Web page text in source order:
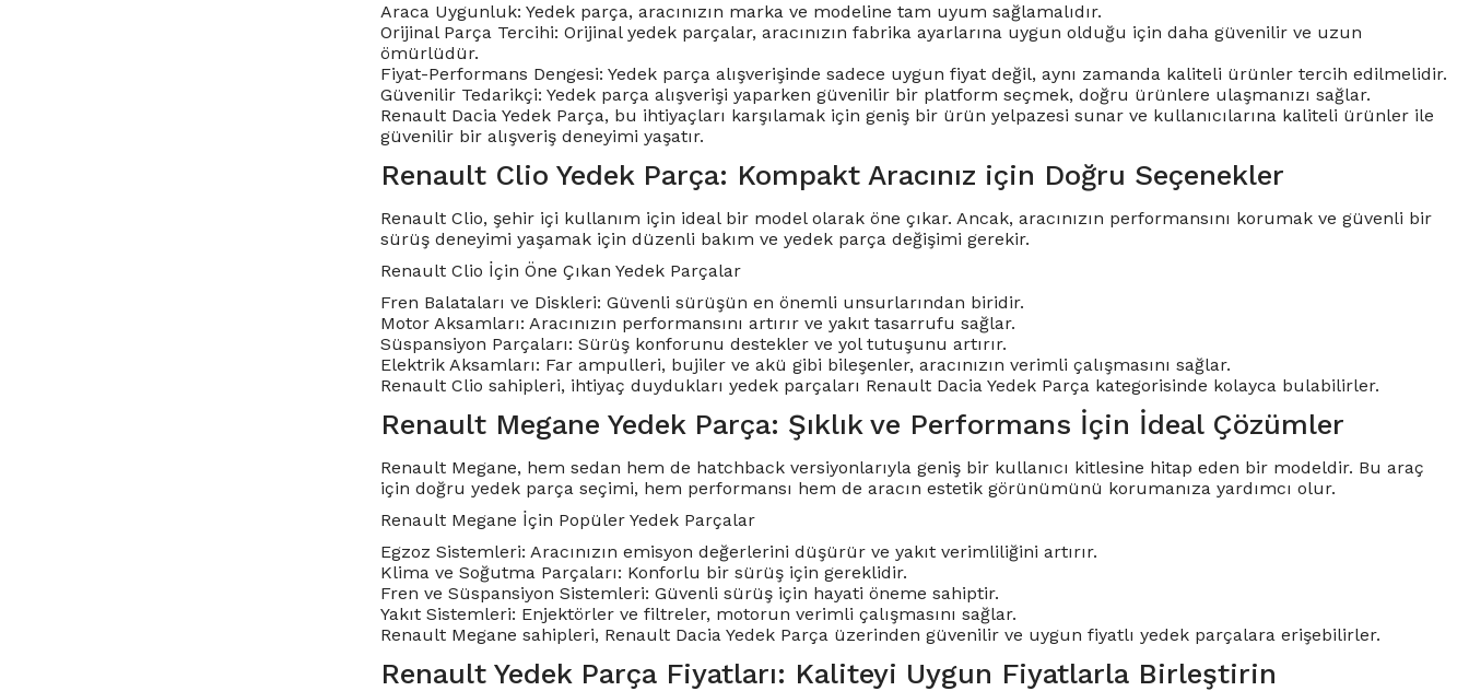
Araca Uygunluk: Yedek parça, aracınızın marka ve modeline tam uyum sağlamalıdır.
Orijinal Parça Tercihi: Orijinal yedek parçalar, aracınızın fabrika ayarlarına uygun olduğu için daha güvenilir ve uzun
ömürlüdür.
Fiyat-Performans Dengesi: Yedek parça alışverişinde sadece uygun fiyat değil, aynı zamanda kaliteli ürünler tercih edilmelidir.
Güvenilir Tedarikçi: Yedek parça alışverişi yaparken güvenilir bir platform seçmek, doğru ürünlere ulaşmanızı sağlar.
Renault Dacia Yedek Parça, bu ihtiyaçları karşılamak için geniş bir ürün yelpazesi sunar ve kullanıcılarına kaliteli ürünler ile
güvenilir bir alışveriş deneyimi yaşatır.
Renault Clio Yedek Parça: Kompakt Aracınız için Doğru Seçenekler
Renault Clio, şehir içi kullanım için ideal bir model olarak öne çıkar. Ancak, aracınızın performansını korumak ve güvenli bir
sürüş deneyimi yaşamak için düzenli bakım ve yedek parça değişimi gerekir.
Renault Clio İçin Öne Çıkan Yedek Parçalar
Fren Balataları ve Diskleri: Güvenli sürüşün en önemli unsurlarından biridir.
Motor Aksamları: Aracınızın performansını artırır ve yakıt tasarrufu sağlar.
Süspansiyon Parçaları: Sürüş konforunu destekler ve yol tutuşunu artırır.
Elektrik Aksamları: Far ampulleri, bujiler ve akü gibi bileşenler, aracınızın verimli çalışmasını sağlar.
Renault Clio sahipleri, ihtiyaç duydukları yedek parçaları Renault Dacia Yedek Parça kategorisinde kolayca bulabilirler.
Renault Megane Yedek Parça: Şıklık ve Performans İçin İdeal Çözümler
Renault Megane, hem sedan hem de hatchback versiyonlarıyla geniş bir kullanıcı kitlesine hitap eden bir modeldir. Bu araç
için doğru yedek parça seçimi, hem performansı hem de aracın estetik görünümünü korumanıza yardımcı olur.
Renault Megane İçin Popüler Yedek Parçalar
Egzoz Sistemleri: Aracınızın emisyon değerlerini düşürür ve yakıt verimliliğini artırır.
Klima ve Soğutma Parçaları: Konforlu bir sürüş için gereklidir.
Fren ve Süspansiyon Sistemleri: Güvenli sürüş için hayati öneme sahiptir.
Yakıt Sistemleri: Enjektörler ve filtreler, motorun verimli çalışmasını sağlar.
Renault Megane sahipleri, Renault Dacia Yedek Parça üzerinden güvenilir ve uygun fiyatlı yedek parçalara erişebilirler.
Renault Yedek Parça Fiyatları: Kaliteyi Uygun Fiyatlarla Birleştirin